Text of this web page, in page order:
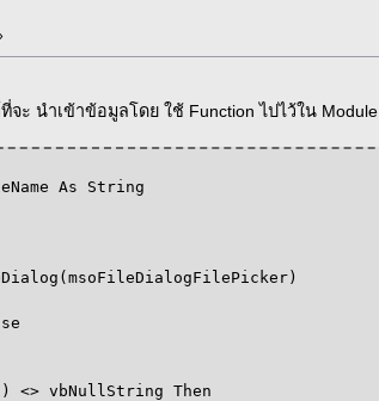
ะ นำเข้าข้อมูลโดย ใช้ Function ไปไว้ใน Module
As String
vbNullString Then